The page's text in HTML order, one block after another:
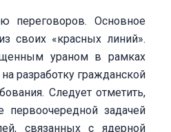
переговоров. Основное
своих «красных линий».
ураном в рамках
разработку гражданской
Следует отметить,
первоочередной задачей
связанных с ядерной